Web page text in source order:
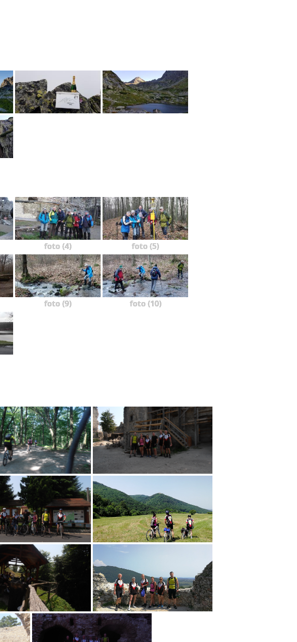
foto (4) foto (5)
foto (9) foto (10)